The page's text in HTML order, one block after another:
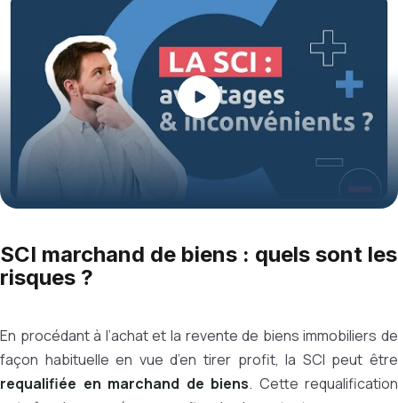
Play
SCI marchand de biens : quels sont les
risques ?
En procédant à l’achat et la revente de biens immobiliers de
façon habituelle en vue d’en tirer profit, la SCI peut être
requalifiée en marchand de biens. Cette requalification